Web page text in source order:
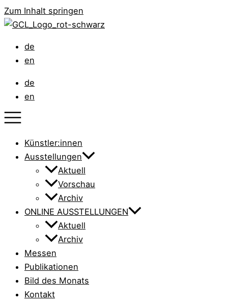
Zum Inhalt springen
de
en
de
en
Künstler:innen
Ausstellungen
Aktuell
Vorschau
Archiv
ONLINE AUSSTELLUNGEN
Aktuell
Archiv
Messen
Publikationen
Bild des Monats
Kontakt